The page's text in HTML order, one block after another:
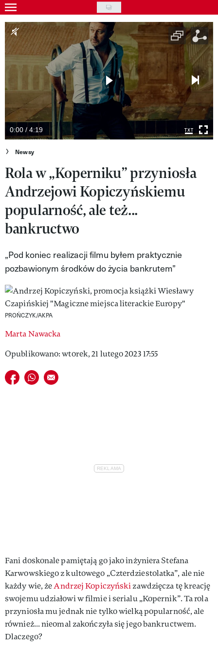
Skip
to
main
content
Gwiazdy
Ludzie
Moda
Styl życia
Kultura
Wideo
Nasze akcje
VIVA!ART
VIVA!MODA
VIVA!LIFESTYLE
VIVA!MAN
VIVA!PEOPLE POWER
VIVA!ITAKA
MAGAZYN VIVA!
0:00 / 4:19
Newsy
Rola w „Koperniku” przyniosła
Andrzejowi Kopiczyńskiemu
popularność, ale też...
bankructwo
„Pod koniec realizacji filmu byłem praktycznie
pozbawionym środków do życia bankrutem”
PROŃCZYK/AKPA
Marta Nawacka
Opublikowano: wtorek, 21 lutego 2023 17:55
Udostępnij na facebook
Udostępnij na whatsapp
E-mail do przyjaciela
Fani doskonale pamiętają go jako inżyniera Stefana
Karwowskiego z kultowego „Czterdziestolatka”, ale nie
każdy wie, żeAndrzej Kopiczyńskizawdzięcza tę kreację
swojemu udziałowi w filmie i serialu „Kopernik”. Ta rola
przyniosła mu jednak nie tylko wielką popularność, ale
również... nieomal zakończyła się jego bankructwem.
Dlaczego?